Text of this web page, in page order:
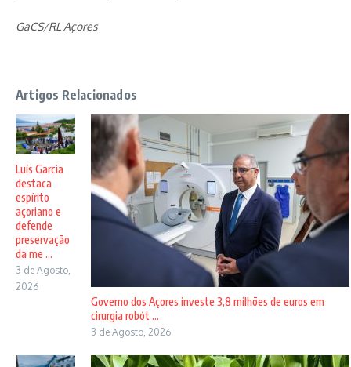
GaCS/RL Açores
Artigos Relacionados
Luís Garcia
destaca
espírito
açoriano e
defende
preservação
da me ...
3 de Agosto,
2026
Governo dos Açores investe 3,8 milhões de euros em
cirurgia robót ...
3 de Agosto, 2026